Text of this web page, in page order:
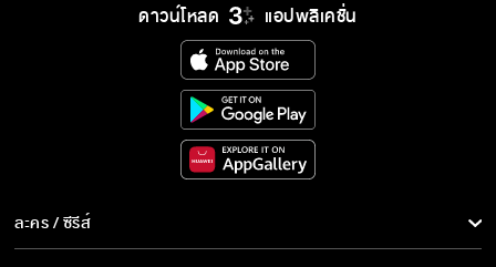
ดาวน์โหลด แอปพลิเคชั่น
ละคร / ซีรีส์
ละคร/ซีรีส์